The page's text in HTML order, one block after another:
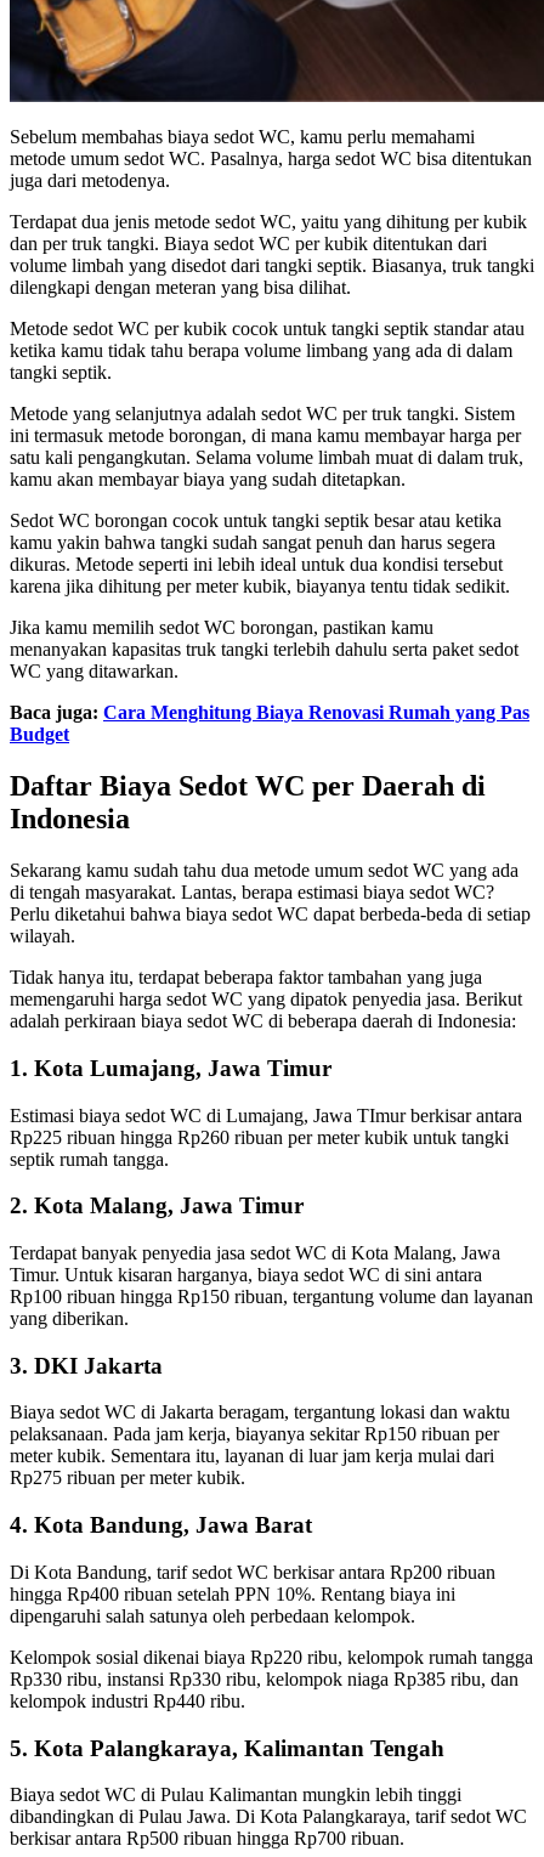
Sebelum membahas biaya sedot WC, kamu perlu memahami
metode umum sedot WC. Pasalnya, harga sedot WC bisa ditentukan
juga dari metodenya.
Terdapat dua jenis metode sedot WC, yaitu yang dihitung per kubik
dan per truk tangki. Biaya sedot WC per kubik ditentukan dari
volume limbah yang disedot dari tangki septik. Biasanya, truk tangki
dilengkapi dengan meteran yang bisa dilihat.
Metode sedot WC per kubik cocok untuk tangki septik standar atau
ketika kamu tidak tahu berapa volume limbang yang ada di dalam
tangki septik.
Metode yang selanjutnya adalah sedot WC per truk tangki. Sistem
ini termasuk metode borongan, di mana kamu membayar harga per
satu kali pengangkutan. Selama volume limbah muat di dalam truk,
kamu akan membayar biaya yang sudah ditetapkan.
Sedot WC borongan cocok untuk tangki septik besar atau ketika
kamu yakin bahwa tangki sudah sangat penuh dan harus segera
dikuras. Metode seperti ini lebih ideal untuk dua kondisi tersebut
karena jika dihitung per meter kubik, biayanya tentu tidak sedikit.
Jika kamu memilih sedot WC borongan, pastikan kamu
menanyakan kapasitas truk tangki terlebih dahulu serta paket sedot
WC yang ditawarkan.
Baca juga: Cara Menghitung Biaya Renovasi Rumah yang Pas
Budget
Daftar Biaya Sedot WC per Daerah di
Indonesia
Sekarang kamu sudah tahu dua metode umum sedot WC yang ada
di tengah masyarakat. Lantas, berapa estimasi biaya sedot WC?
Perlu diketahui bahwa biaya sedot WC dapat berbeda-beda di setiap
wilayah.
Tidak hanya itu, terdapat beberapa faktor tambahan yang juga
memengaruhi harga sedot WC yang dipatok penyedia jasa. Berikut
adalah perkiraan biaya sedot WC di beberapa daerah di Indonesia:
1. Kota Lumajang, Jawa Timur
Estimasi biaya sedot WC di Lumajang, Jawa TImur berkisar antara
Rp225 ribuan hingga Rp260 ribuan per meter kubik untuk tangki
septik rumah tangga.
2. Kota Malang, Jawa Timur
Terdapat banyak penyedia jasa sedot WC di Kota Malang, Jawa
Timur. Untuk kisaran harganya, biaya sedot WC di sini antara
Rp100 ribuan hingga Rp150 ribuan, tergantung volume dan layanan
yang diberikan.
3. DKI Jakarta
Biaya sedot WC di Jakarta beragam, tergantung lokasi dan waktu
pelaksanaan. Pada jam kerja, biayanya sekitar Rp150 ribuan per
meter kubik. Sementara itu, layanan di luar jam kerja mulai dari
Rp275 ribuan per meter kubik.
4. Kota Bandung, Jawa Barat
Di Kota Bandung, tarif sedot WC berkisar antara Rp200 ribuan
hingga Rp400 ribuan setelah PPN 10%. Rentang biaya ini
dipengaruhi salah satunya oleh perbedaan kelompok.
Kelompok sosial dikenai biaya Rp220 ribu, kelompok rumah tangga
Rp330 ribu, instansi Rp330 ribu, kelompok niaga Rp385 ribu, dan
kelompok industri Rp440 ribu.
5. Kota Palangkaraya, Kalimantan Tengah
Biaya sedot WC di Pulau Kalimantan mungkin lebih tinggi
dibandingkan di Pulau Jawa. Di Kota Palangkaraya, tarif sedot WC
berkisar antara Rp500 ribuan hingga Rp700 ribuan.